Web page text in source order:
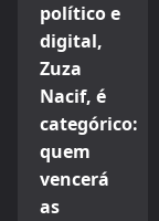
político e
digital,
Zuza
Nacif, é
categórico:
quem
vencerá
as